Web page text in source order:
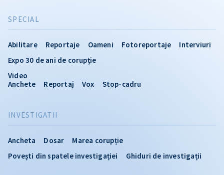
INVESTIGATII
Ancheta Dosar
Marea corupție
Povești din spatele investigației
Ghiduri de investigații
SPECIAL
Abilitare Reportaje Oameni Fotoreportaje
Interviuri
Expo 30 de ani de corupție
Video
Anchete
Reportaj Vox Stop-cadru